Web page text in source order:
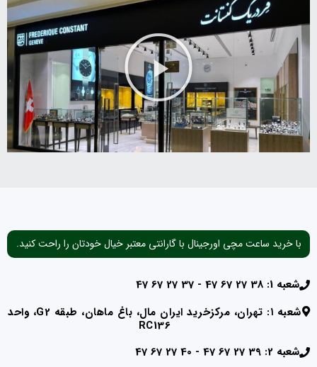
با خرید ساعت مچی اورجینال با گارانتی معتبر خیال خودتان را راحت کنید.
شعبه 1: 38 27 67 47 - 37 27 67 47
شعبه ۱: تهران، مرکزخرید ایران مال، باغ ماهان، طبقه G2، واحد
RC136
شعبه 2: 39 27 67 47 - 40 27 67 47